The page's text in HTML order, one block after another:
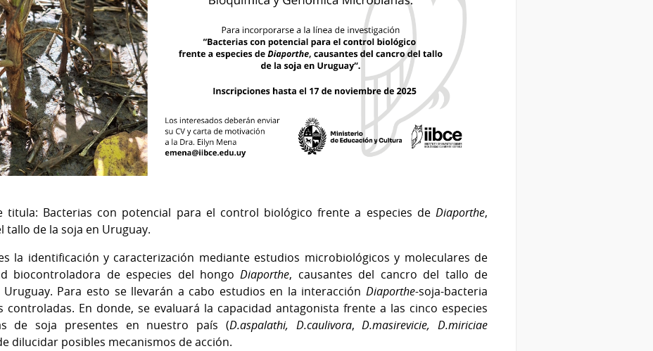
titula: Bacterias con potencial para el control biológico frente a especies deDiaporthe,
tallo de la soja en Uruguay.
la identificación y caracterización mediante estudios microbiológicos y moleculares de
biocontroladora de especies del hongoDiaporthe, causantes del cancro del tallo de
Para esto se llevarán a cabo estudios en la interacción Diaporthe-soja-bacteria
controladas. En donde, se evaluará la capacidad antagonista frente a las cinco especies
de soja presentes en nuestro país (D.aspalathi, D.caulivora,D.masirevicie, D.miriciae
dilucidar posibles mecanismos de acción.